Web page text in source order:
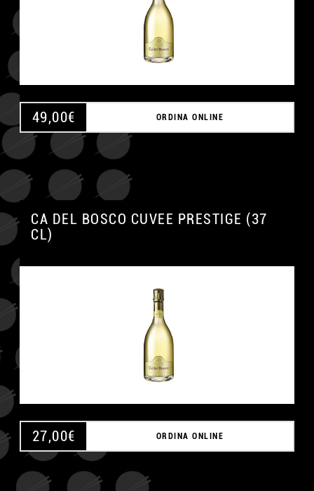
49,00€ ORDINA ONLINE
CA DEL BOSCO CUVEE PRESTIGE (37
CL)
27,00€ ORDINA ONLINE